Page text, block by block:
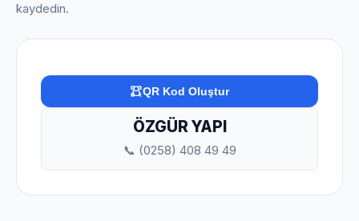
kaydedin.
QR Kod Oluştur
ÖZGÜR YAPI
📞 (0258) 408 49 49